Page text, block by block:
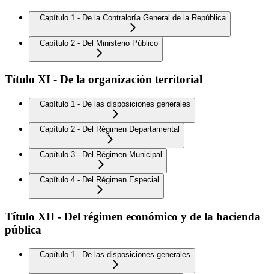
Capítulo 1 - De la Contraloría General de la República
Capítulo 2 - Del Ministerio Público
Título XI - De la organización territorial
Capítulo 1 - De las disposiciones generales
Capítulo 2 - Del Régimen Departamental
Capítulo 3 - Del Régimen Municipal
Capítulo 4 - Del Régimen Especial
Título XII - Del régimen económico y de la hacienda
pública
Capítulo 1 - De las disposiciones generales